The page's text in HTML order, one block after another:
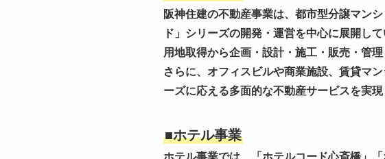
阪神住建の不動産事業は、都市型分譲マン
ド」シリーズの開発・運営を中心に展開して
用地取得から企画・設計・施工・販売・管
さらに、オフィスビルや商業施設、賃貸マ
ーズに応える多面的な不動産サービスを実現
■ホテル事業